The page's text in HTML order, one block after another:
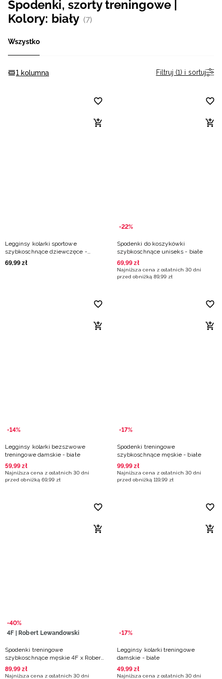
Spodenki, szorty treningowe |
Kolory: biały (7)
Wszystko
1 kolumna Filtruj (1) i sortuj
Legginsy kolarki sportowe
szybkoschnące dziewczęce -
fioletowe
69,99 zł
-22%
Spodenki do koszykówki
szybkoschnące uniseks - białe
69,99 zł
Najniższa cena z ostatnich 30 dni
przed obniżką 89,99 zł
-14%
Legginsy kolarki bezszwowe
treningowe damskie - białe
59,99 zł
Najniższa cena z ostatnich 30 dni
przed obniżką 69,99 zł
-17%
Spodenki treningowe
szybkoschnące męskie - białe
99,99 zł
Najniższa cena z ostatnich 30 dni
przed obniżką 119,99 zł
-40%
4F | Robert Lewandowski
Spodenki treningowe
szybkoschnące męskie 4F x Robert
Lewandowski - turkusowe
89,99 zł
Najniższa cena z ostatnich 30 dni
-17%
Legginsy kolarki treningowe
damskie - białe
49,99 zł
Najniższa cena z ostatnich 30 dni
Niemiecki / EUR